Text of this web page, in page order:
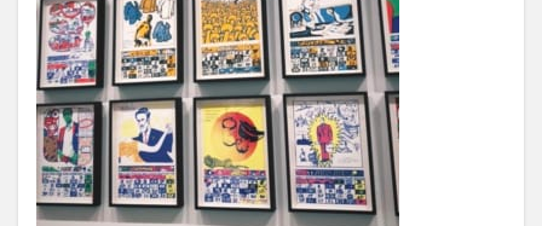
誠信女子大学校留学
課外活動
金泰植先生
長期休暇
集会 韓国
韓国現代史
韓国留学
韓国社会研究 韓国語
検索